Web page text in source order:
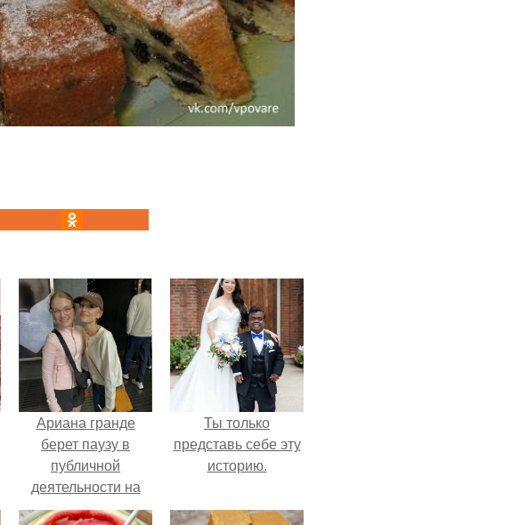
Ариана гранде
берет паузу в
публичной
деятельности на
фоне слухов о
Ты только
представь себе эту
историю.